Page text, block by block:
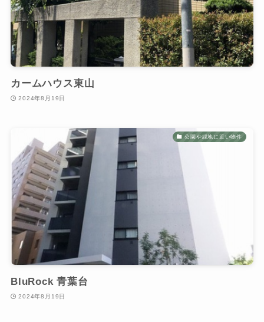
カームハウス東山
2024年8月19日
公園や緑地に近い物件
BluRock 青葉台
2024年8月19日